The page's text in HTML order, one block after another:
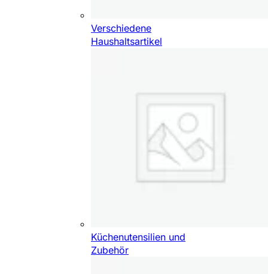
Verschiedene
Haushaltsartikel
Küchenutensilien und
Zubehör